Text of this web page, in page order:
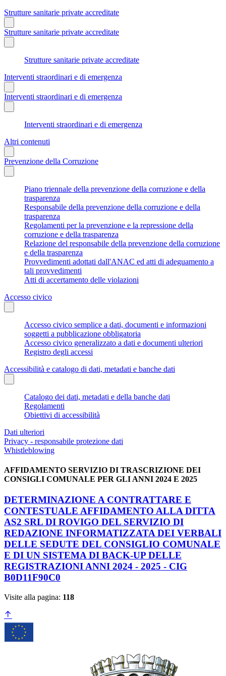
Strutture sanitarie private accreditate
Strutture sanitarie private accreditate
Strutture sanitarie private accreditate
Interventi straordinari e di emergenza
Interventi straordinari e di emergenza
Interventi straordinari e di emergenza
Altri contenuti
Prevenzione della Corruzione
Piano triennale della prevenzione della corruzione e della
trasparenza
Responsabile della prevenzione della corruzione e della
trasparenza
Regolamenti per la prevenzione e la repressione della
corruzione e della trasparenza
Relazione del responsabile della prevenzione della corruzione
e della trasparenza
Provvedimenti adottati dall'ANAC ed atti di adeguamento a
tali provvedimenti
Atti di accertamento delle violazioni
Accesso civico
Accesso civico semplice a dati, documenti e informazioni
soggetti a pubblicazione obbligatoria
Accesso civico generalizzato a dati e documenti ulteriori
Registro degli accessi
Accessibilità e catalogo di dati, metadati e banche dati
Catalogo dei dati, metadati e della banche dati
Regolamenti
Obiettivi di accessibilità
Dati ulteriori
Privacy - responsabile protezione dati
Whistleblowing
AFFIDAMENTO SERVIZIO DI TRASCRIZIONE DEI
CONSIGLI COMUNALE PER GLI ANNI 2024 E 2025
DETERMINAZIONE A CONTRATTARE E
CONTESTUALE AFFIDAMENTO ALLA DITTA
AS2 SRL DI ROVIGO DEL SERVIZIO DI
REDAZIONE INFORMATIZZATA DEI VERBALI
DELLE SEDUTE DEL CONSIGLIO COMUNALE
E DI UN SISTEMA DI BACK-UP DELLE
REGISTRAZIONI ANNI 2024 - 2025 - CIG
B0D11F90C0
Visite alla pagina: 118